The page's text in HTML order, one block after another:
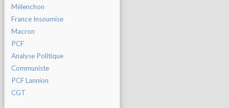
Mélenchon
France Insoumise
Macron
PCF
Analyse Politique
Communiste
PCF Lannion
CGT